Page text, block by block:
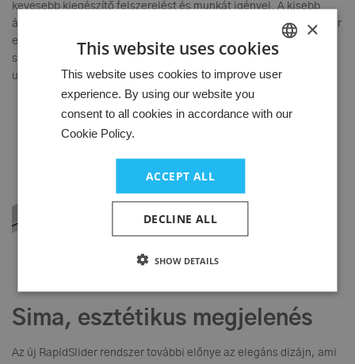
kevesebb kiegészítő felszerelést és munkát igényel. A kisebb
átmérőjű légcsatornák esetében a RapidSlider telepítéséhez akár
egyetlen szakember is elegendő. Ilyen esetben nincs szükség
segítségre az összeszerelésnél, ami csökkenti a munkadíjat,
ugyanakkor növeli a hatékonyságot.
Sima, esztétikus megjelenés
Az új RapidSlider rendszer további előnye az elegáns dizájn, ami
HUNGARIAN
×
This website uses cookies
This website uses cookies to improve user
experience. By using our website you
consent to all cookies in accordance with our
Cookie Policy.
ACCEPT ALL
DECLINE ALL
SHOW DETAILS